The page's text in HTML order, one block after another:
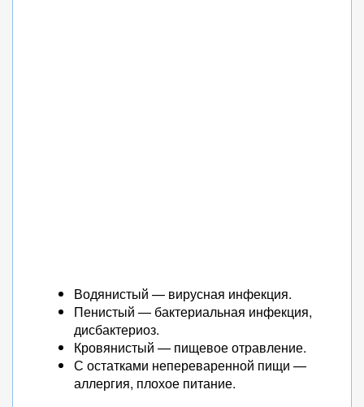
Водянистый — вирусная инфекция.
Пенистый — бактериальная инфекция,
дисбактериоз.
Кровянистый — пищевое отравление.
С остатками непереваренной пищи —
аллергия, плохое питание.